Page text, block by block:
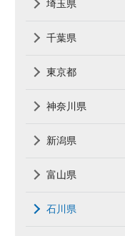
埼玉県
千葉県
東京都
神奈川県
新潟県
富山県
石川県